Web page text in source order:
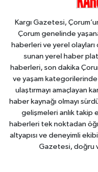
Kargı Gazetesi,
Çorum genelinde
haberleri ve yerel olayları
sunan yerel haber
haberleri, son dakika
ve yaşam
ulaştırmayı amaçlayan
haber kaynağı olmayı
gelişmeleri anlık takip
haberleri tek noktadan
altyapısı ve deneyimli
Gazetesi, doğru